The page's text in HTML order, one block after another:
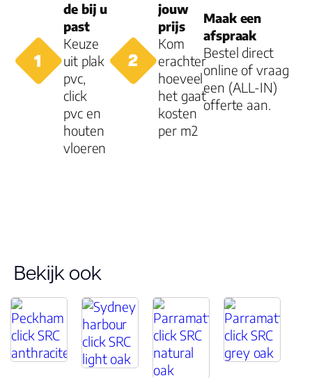
de bij u
past
Keuze
uit plak
pvc,
click
pvc en
houten
vloeren
jouw
prijs
Kom
erachter
hoeveel
het gaat
kosten
per m2
Maak een
afspraak
Bestel direct
online of vraag
een (ALL-IN)
offerte aan.
Bekijk ook